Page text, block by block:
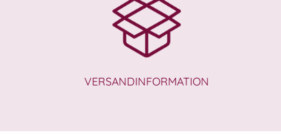
VERSANDINFORMATION